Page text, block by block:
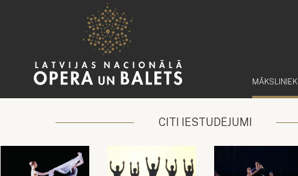
MĀKSLINIEKI
CITI IESTUDĒJUMI